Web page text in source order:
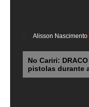
Alisson Nascimento
No Cariri:
pistolas durante